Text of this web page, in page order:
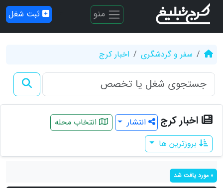
منو ثبت شغل
سفر و گردشگری اخبار کرج
اخبار کرج انتشار
انتخاب محله
بروزترین ها
0 مورد یافت شد